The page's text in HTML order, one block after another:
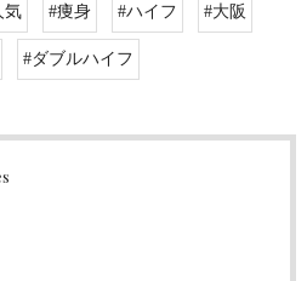
気 #痩身 #ハイフ #大阪
#ダブルハイフ